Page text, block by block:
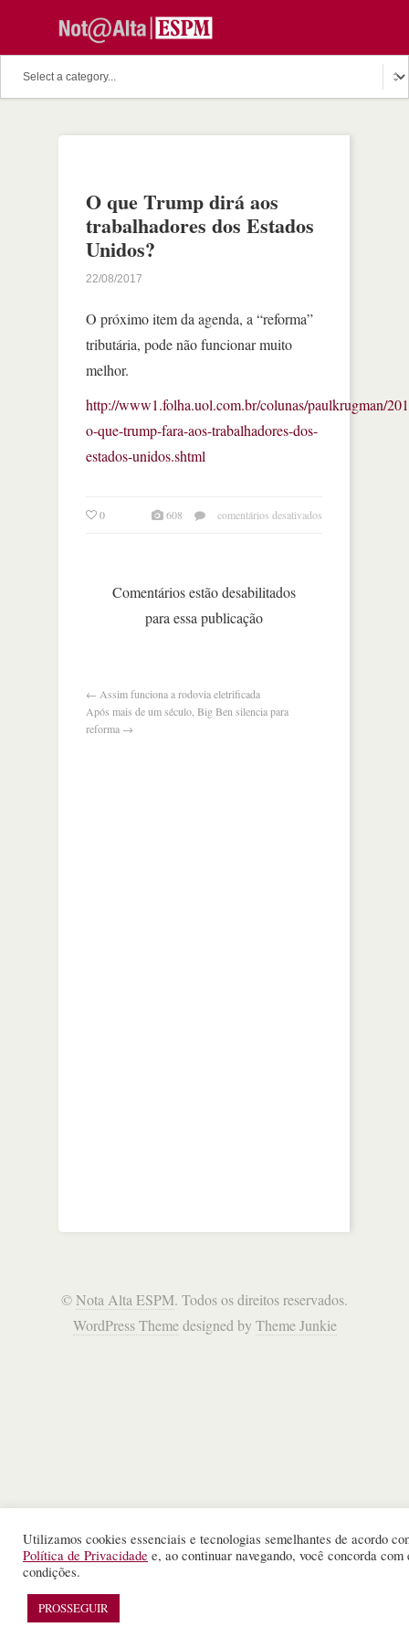
O que Trump dirá aos
trabalhadores dos Estados
Unidos?
22/08/2017
O próximo item da agenda, a “reforma”
tributária, pode não funcionar muito
melhor.
http://www1.folha.uol.com.br/colunas/paulkrugman/
o-que-trump-fara-aos-trabalhadores-dos-
estados-unidos.shtml
0 608 comentários desativados
Comentários estão desabilitados
para essa publicação
← Assim funciona a rodovia eletrificada
Após mais de um século, Big Ben silencia para
reforma →
©Nota Alta ESPM. Todos os direitos reservados.
WordPress Themedesigned by Theme Junkie
Utilizamos cookies essenciais e tecnologias semelhantes de acordo
Política de Privacidade e, ao continuar navegando, você concorda com
condições.
PROSSEGUIR